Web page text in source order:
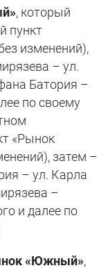
, который
пункт
изменений),
– ул.
Батория –
по своему
«Рынок
затем –
– ул. Карла
–
и далее по
«Южный»,